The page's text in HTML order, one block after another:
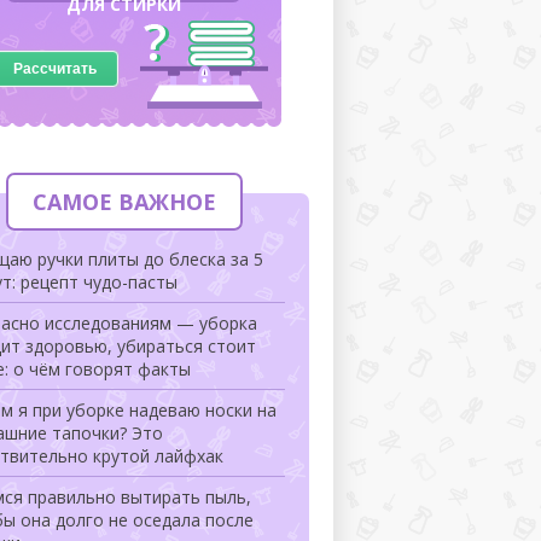
Рассчитать
САМОЕ ВАЖНОЕ
ручки плиты до блеска за 5
рецепт чудо-пасты
исследованиям — уборка
здоровью, убираться стоит
о чём говорят факты
я при уборке надеваю носки на
тапочки? Это
крутой лайфхак
правильно вытирать пыль,
она долго не оседала после